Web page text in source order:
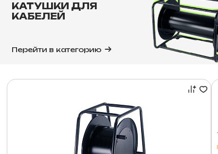
КАТУШКИ ДЛЯ
КАБЕЛЕЙ
Перейти в категорию